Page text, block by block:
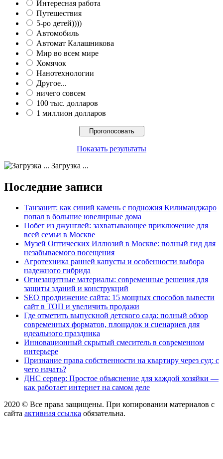
Интересная работа
Путешествия
5-ро детей))))
Автомобиль
Автомат Калашникова
Мир во всем мире
Хомячок
Нанотехнологии
Другое...
ничего совсем
100 тыс. долларов
1 миллион долларов
Показать результаты
Загрузка ...
Последние записи
Танзанит: как синий камень с подножия Килиманджаро
попал в большие ювелирные дома
Побег из джунглей: захватывающее приключение для
всей семьи в Москве
Музей Оптических Иллюзий в Москве: полный гид для
незабываемого посещения
Агротехника ранней капусты и особенности выбора
надежного гибрида
Огнезащитные материалы: современные решения для
защиты зданий и конструкций
SEO продвижение сайта: 15 мощных способов вывести
сайт в ТОП и увеличить продажи
Где отметить выпускной детского сада: полный обзор
современных форматов, площадок и сценариев для
идеального праздника
Инновационный скрытый смеситель в современном
интерьере
Признание права собственности на квартиру через суд: с
чего начать?
ДНС сервер: Простое объяснение для каждой хозяйки —
как работает интернет на самом деле
2020 © Все права защищены. При копировании материалов с
сайта активная ссылка обязательна.